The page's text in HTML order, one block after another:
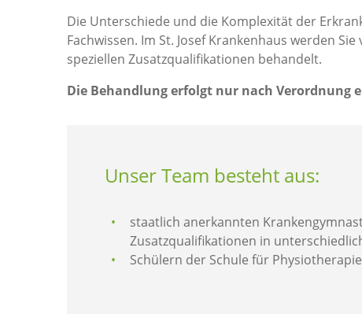
Die Unterschiede und die Komplexität der
Fachwissen. Im St. Josef Krankenhaus werden
speziellen Zusatzqualifikationen behandelt.
Die Behandlung erfolgt nur nach Verordnung
Unser Team besteht aus:
staatlich anerkannten
Zusatzqualifikationen in
Schülern der Schule für